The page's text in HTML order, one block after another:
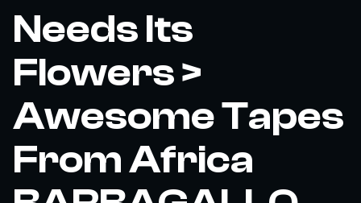
Needs Its
Flowers >
Awesome Tapes
From Africa